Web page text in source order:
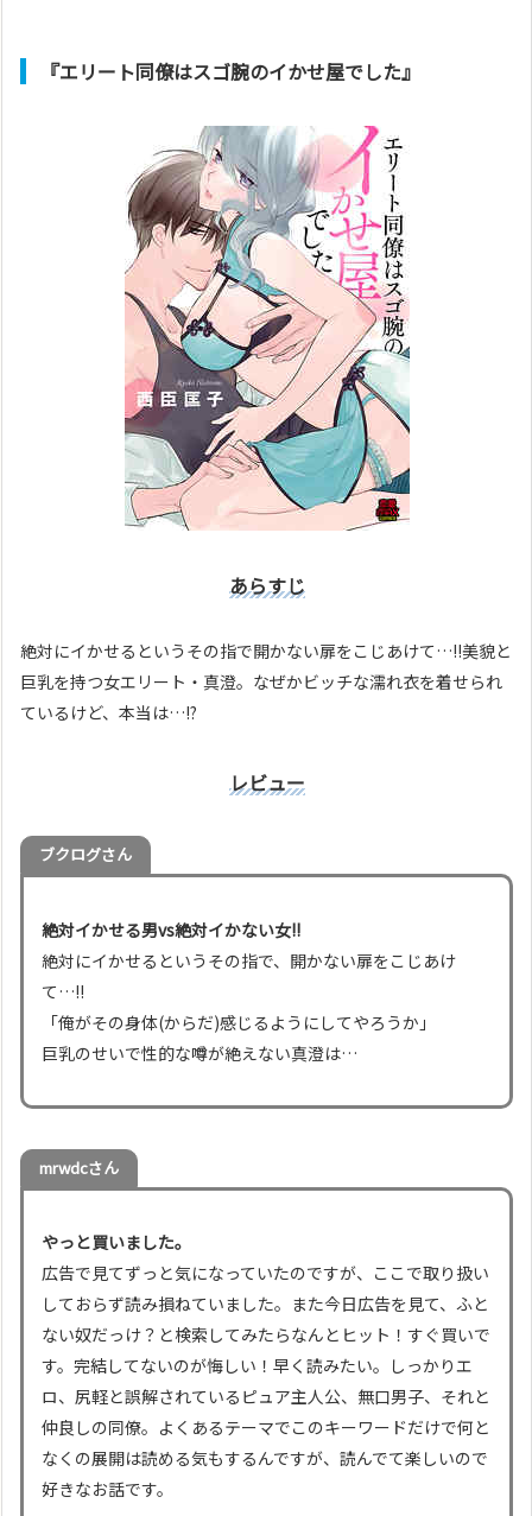
『エリート同僚はスゴ腕のイかせ屋でした』
あらすじ
絶対にイかせるというその指で開かない扉をこじあけて…!!美貌と
巨乳を持つ女エリート・真澄。なぜかビッチな濡れ衣を着せられ
ているけど、本当は…!?
レビュー
ブクログさん
絶対イかせる男vs絶対イかない女!!
絶対にイかせるというその指で、開かない扉をこじあけ
て…!!
「俺がその身体(からだ)感じるようにしてやろうか」
巨乳のせいで性的な噂が絶えない真澄は…
mrwdcさん
やっと買いました。
広告で見てずっと気になっていたのですが、ここで取り扱い
しておらず読み損ねていました。また今日広告を見て、ふと
ない奴だっけ？と検索してみたらなんとヒット！すぐ買いで
す。完結してないのが悔しい！早く読みたい。しっかりエ
ロ、尻軽と誤解されているピュア主人公、無口男子、それと
仲良しの同僚。よくあるテーマでこのキーワードだけで何と
なくの展開は読める気もするんですが、読んでて楽しいので
好きなお話です。